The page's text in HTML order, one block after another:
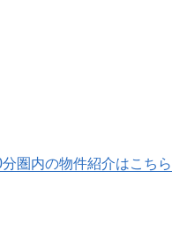
圏内の物件紹介はこちら